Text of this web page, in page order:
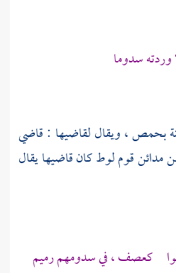
وردته سدوما
بحمص، ويقال لقاضيها : قاضي
مدائنقوم لوطكان قاضيها يقال
كعصف ، في سدومهم رميم